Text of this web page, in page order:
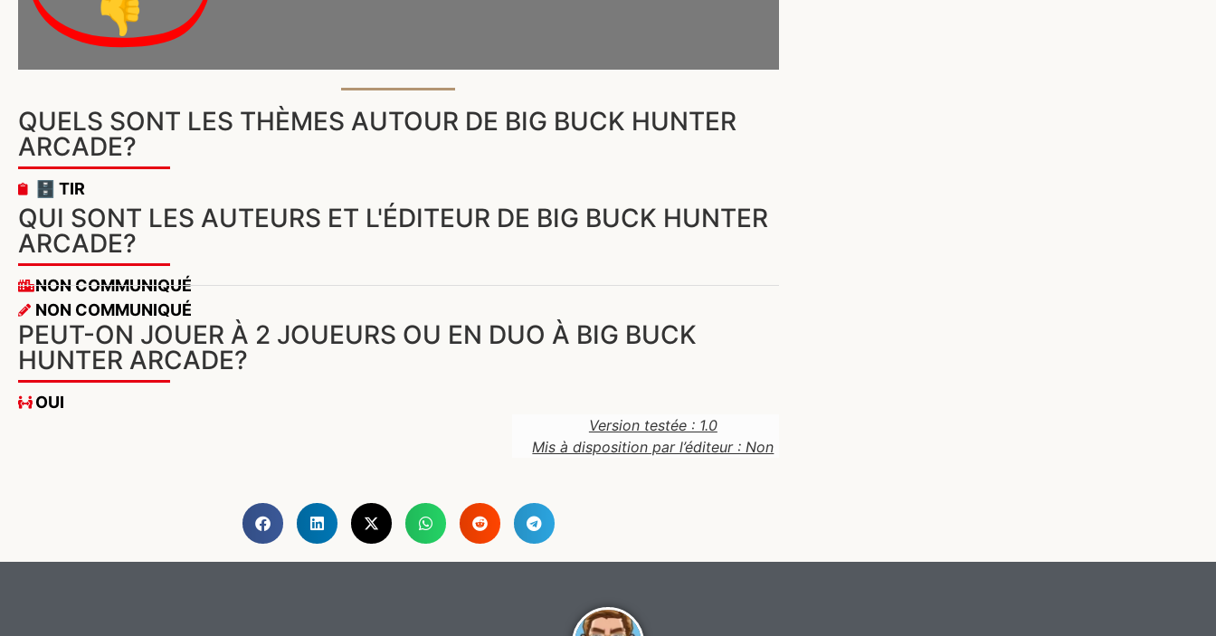
👎
QUELS SONT LES THÈMES AUTOUR DE BIG BUCK HUNTER
ARCADE?
🗄️ TIR
QUI SONT LES AUTEURS ET L'ÉDITEUR DE BIG BUCK HUNTER
ARCADE?
NON COMMUNIQUÉ
NON COMMUNIQUÉ
PEUT-ON JOUER À 2 JOUEURS OU EN DUO À BIG BUCK
HUNTER ARCADE?
OUI
Version testée : 1.0
Mis à disposition par l’éditeur : Non